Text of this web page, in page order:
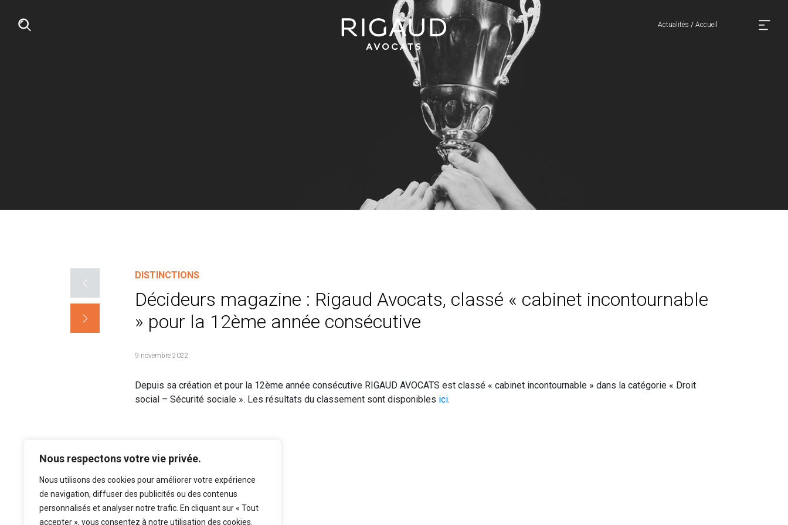
Nous respectons votre vie privée.
Nous utilisons des cookies pour améliorer votre expérience
de navigation, diffuser des publicités ou des contenus
personnalisés et analyser notre trafic. En cliquant sur « Tout
accepter », vous consentez à notre utilisation des cookies.
Actualités / Accueil
DISTINCTIONS
Décideurs magazine : Rigaud Avocats, classé « cabinet incontournable
» pour la 12ème année consécutive
9 novembre 2022
Depuis sa création et pour la 12ème année consécutive RIGAUD AVOCATS est classé « cabinet incontournable » dans la catégorie « Droit
social – Sécurité sociale ». Les résultats du classement sont disponibles ici.